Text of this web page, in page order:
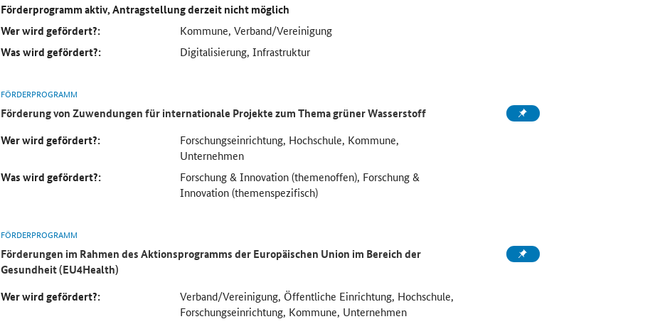
Förderprogramm aktiv, Antragstellung derzeit nicht möglich
Wer wird gefördert?:
Kommune, Verband/Vereinigung
Was wird gefördert?: Digitalisierung, Infrastruktur
FÖRDERPROGRAMM
Förderung von Zuwendungen für internationale Projekte zum Thema grüner Wasserstoff
Wer wird gefördert?:
Forschungseinrichtung, Hochschule, Kommune,
Unternehmen
Was wird gefördert?:
Forschung & Innovation (themenoffen), Forschung &
Innovation (themenspezifisch)
FÖRDERPROGRAMM
Förderungen im Rahmen des Aktionsprogramms der Europäischen Union im Bereich der
Gesundheit (EU4Health)
Wer wird gefördert?:
Verband/Vereinigung, Öffentliche Einrichtung, Hochschule,
Forschungseinrichtung, Kommune, Unternehmen